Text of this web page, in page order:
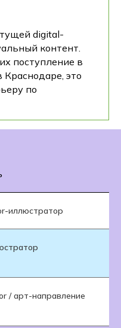
digital-
контент.
поступление в
Краснодаре, это
по
иллюстратор
/ арт-направление